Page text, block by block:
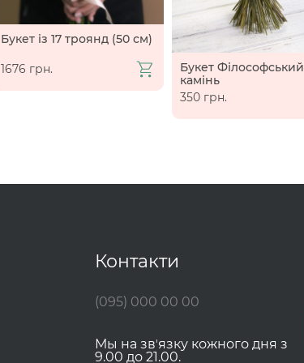
Букет із 17 троянд (50 см)
1676 грн.
Букет Філософський
камінь
350 грн.
Контакти
(095) 000 00 00
Мы на звʼязку кожного дня з
9.00 до 21.00.